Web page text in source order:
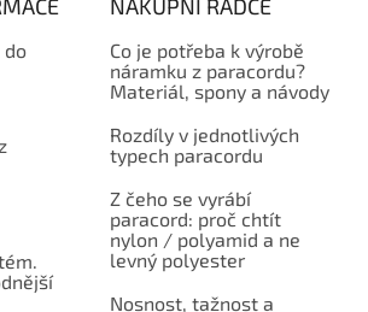
do
NÁKUPNÍ RÁDCE
Co je potřeba k výrobě
náramku z paracordu?
Materiál, spony a návody
Rozdíly v jednotlivých
typech paracordu
Z čeho se vyrábí
paracord: proč chtít
nylon / polyamid a ne
levný polyester
Nosnost, tažnost a